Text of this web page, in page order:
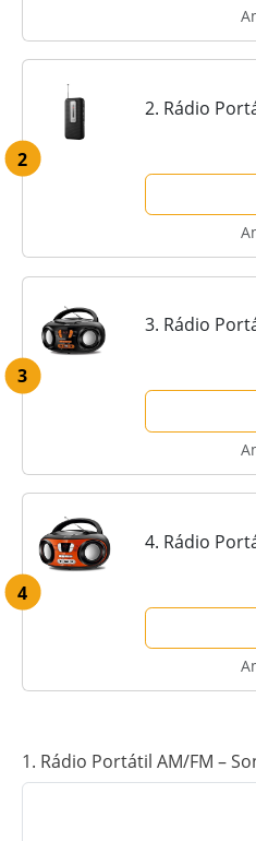
2
2. Rádio
3
3. Rádio
4
4. Rádio
1. Rádio Portátil AM/FM –